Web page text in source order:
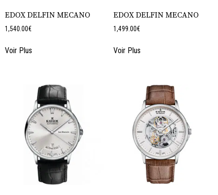
EDOX DELFIN MECANO
1,540.00€
Voir Plus
EDOX DELFIN MECANO
1,499.00€
Voir Plus